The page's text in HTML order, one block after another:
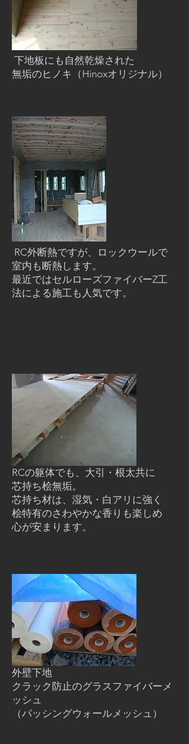
下地板にも自然乾燥された
無垢のヒノキ（Hinoxオリジナル）
RC外断熱ですが、ロックウールで
室内も断熱します。
最近ではセルローズファイバーZ工
法による施工も人気です。
RCの躯体でも、大引・根太共に
芯持ち桧無垢。
芯持ち材は、湿気・白アリに強く
桧特有のさわやかな香りも楽しめ
心が安まります。
外壁下地
クラック防止のグラスファイバーメ
ッシュ
（パッシングウォールメッシュ）